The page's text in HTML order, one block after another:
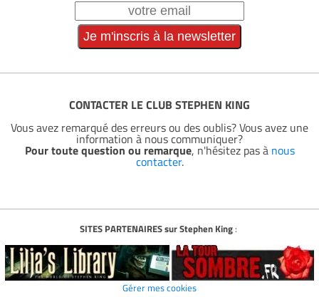
CONTACTER LE CLUB STEPHEN KING
Vous avez remarqué des erreurs ou des oublis? Vous avez une
information à nous communiquer?
Pour toute question ou remarque, n'hésitez pas à nous
contacter.
SITES PARTENAIRES sur Stephen King:
Gérer mes cookies